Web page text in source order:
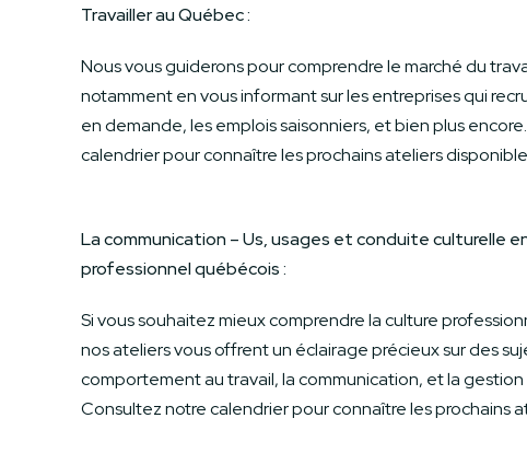
Travailler au Québec :
Nous vous guiderons pour comprendre le marché du
notamment en vous informant sur les entreprises qui
en demande, les emplois saisonniers, et bien plus
calendrier pour connaître les prochains ateliers
La communication – Us, usages et conduite culturelle
professionnel québécois :
Si vous souhaitez mieux comprendre la culture
nos ateliers vous offrent un éclairage précieux sur des
comportement au travail, la communication, et la
Consultez notre calendrier pour connaître les prochains